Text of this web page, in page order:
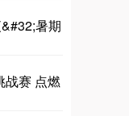
暑期
战赛 点燃